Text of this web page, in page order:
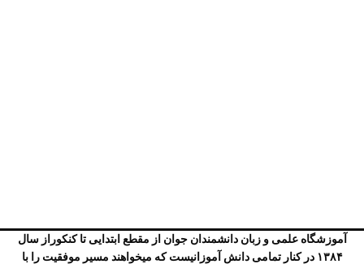
آموزشگاه علمی و زبان دانشمندان جوان از مقطع ابتدایی تا کنکوراز سال
۱۳۸۴ در کنار تمامی دانش آموزانیست که میخواهند مسیر موفقیت را با